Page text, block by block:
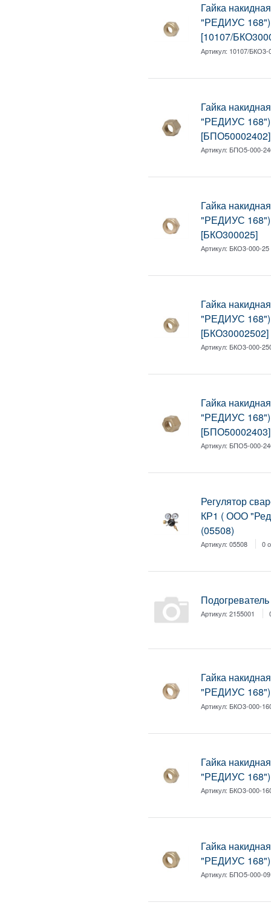
Гайка
"РЕДИУС 168")
[10107/
Артикул: 10107/БКО3-
Гайка
"РЕДИУС
[БПО50002402]
Артикул: БПО5-000-
Гайка
"РЕДИУС
[БКО300025]
Артикул: БКО3-000-25
Гайка
"РЕДИУС 168")
[БКО30002502]
Артикул: БКО3-000-
Гайка
"РЕДИУС
[БПО50002403]
Артикул: БПО5-000-
Регулятор
КР1 ( ООО
(05508)
Артикул:05508 0
Артикул:2155001
Гайка
"РЕДИУС 168")
Артикул: БКО3-000-
Гайка
"РЕДИУС 168")
Артикул: БКО3-000-
Гайка
"РЕДИУС
Артикул: БПО5-000-09